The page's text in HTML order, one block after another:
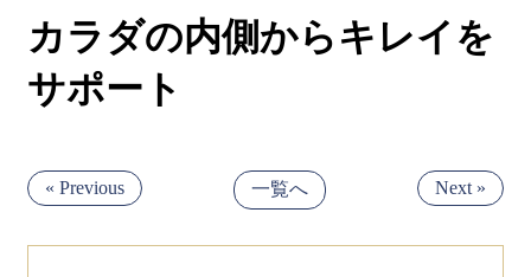
カラダの内側からキレイを
サポート
« Previous 一覧へ Next »